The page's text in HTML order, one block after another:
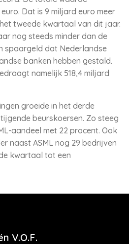
Dat is 9 miljard euro meer
tweede kwartaal van dit jaar.
nog steeds minder dan de
spaargeld dat Nederlandse
banken hebben gestald.
namelijk 518,4 miljard
groeide in het derde
beurskoersen. Zo steeg
aandeel met 22 procent. Ook
naast ASML nog 29 bedrijven
kwartaal tot een
V.O.F.